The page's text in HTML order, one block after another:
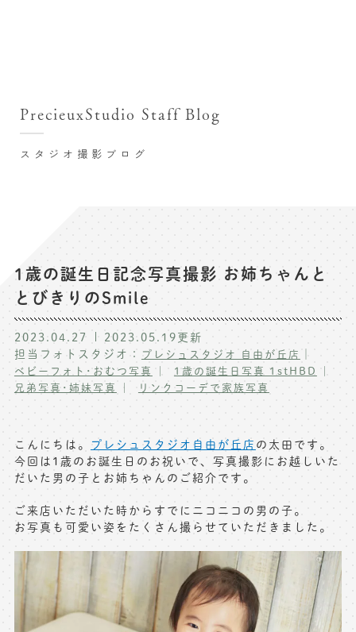
七五三お参り用着物レンタル
お宮参り写真撮影
ハーフバースデー撮影
卒業袴･卒業写真撮影
入園入学･卒園卒業記念撮影
ハーフ成人式･10歳の祝い記念撮影
家族写真･記念写真撮影
ペット写真撮影
初節句記念写真撮影
フレンド記念撮影
記念撮影コラム
よくある質問
写真商品一覧
出張撮影(鎌倉)
無料会員登録
料金シミュレーション
お問い合わせ窓口
スタジオ撮影ブログ
PrecieuxStudio Staff Blog
1歳の誕生日記念写真撮影 お姉ちゃんと
とびきりのSmile
2023.04.27 2023.05.19更新
担当フォトスタジオ： プレシュスタジオ 自由が丘店 ｜
ベビーフォト･おむつ写真
1歳の誕生日写真 1stHBD
兄弟写真･姉妹写真
リンクコーデで家族写真
こんにちは。 プレシュスタジオ自由が丘店 の太田です。
今回は1歳のお誕生日のお祝いで、写真撮影にお越しいた
だいた男の子とお姉ちゃんのご紹介です。
ご来店いただいた時からすでにニコニコの男の子。
お写真も可愛い姿をたくさん撮らせていただきました。